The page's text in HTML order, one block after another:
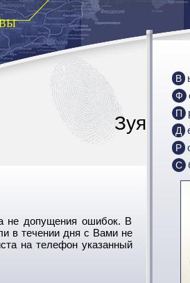
Зуя
не допущения ошибок. В
в течении дня с Вами не
на телефон указанный